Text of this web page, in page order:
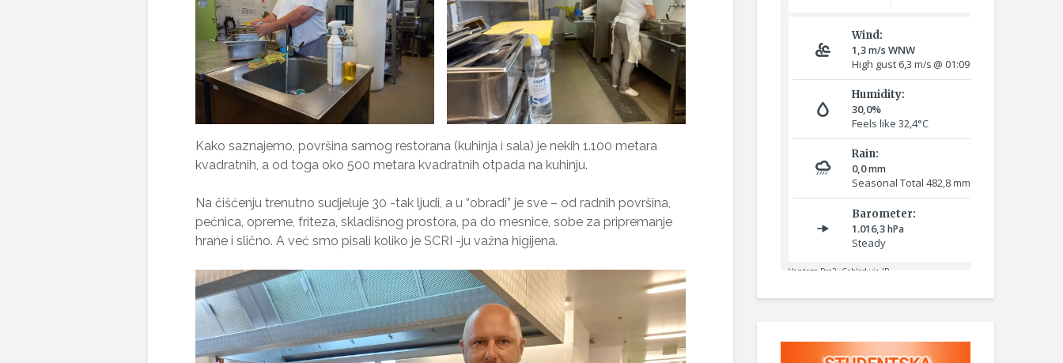
Kako saznajemo, površina samog restorana (kuhinja i sala) je nekih 1.100 metara
kvadratnih, a od toga oko 500 metara kvadratnih otpada na kuhinju.
Na čišćenju trenutno sudjeluje 30 -tak ljudi, a u “obradi” je sve – od radnih površina,
pećnica, opreme, friteza, skladišnog prostora, pa do mesnice, sobe za pripremanje
hrane i slično. A već smo pisali koliko je SCRI -ju važna higijena.